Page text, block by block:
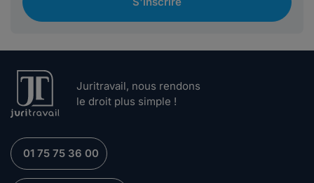
Juritravail, nous rendons
le droit plus simple !
01 75 75 36 00